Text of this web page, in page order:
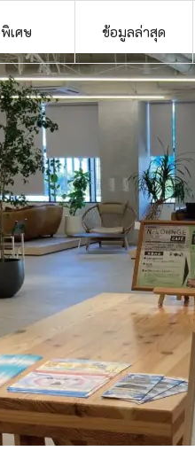
พิเศษ ข้อมูลล่าสุด